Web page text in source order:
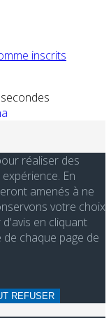
inscrits
réaliser des
En
amenés à ne
votre choix
en cliquant
chaque page de
REFUSER